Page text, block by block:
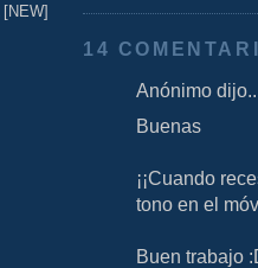
[NEW]
14
Anónimo
Buenas
¡¡Cuando
tono en el
Buen trabajo